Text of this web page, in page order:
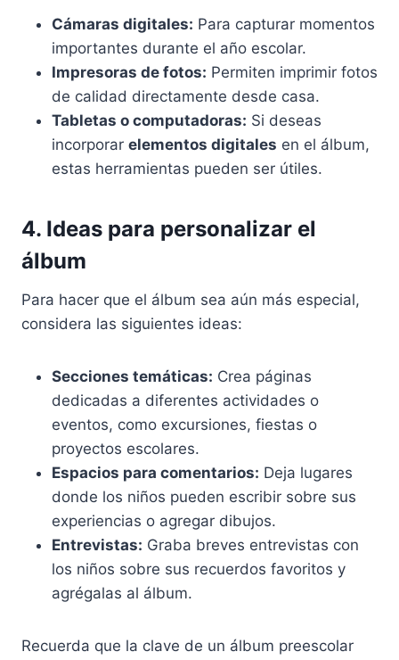
Cámaras digitales: Para capturar momentos
importantes durante el año escolar.
Impresoras de fotos: Permiten imprimir fotos
de calidad directamente desde casa.
Tabletas o computadoras: Si deseas
incorporar elementos digitales en el álbum,
estas herramientas pueden ser útiles.
4. Ideas para personalizar el
álbum
Para hacer que el álbum sea aún más especial,
considera las siguientes ideas:
Secciones temáticas: Crea páginas
dedicadas a diferentes actividades o
eventos, como excursiones, fiestas o
proyectos escolares.
Espacios para comentarios: Deja lugares
donde los niños pueden escribir sobre sus
experiencias o agregar dibujos.
Entrevistas: Graba breves entrevistas con
los niños sobre sus recuerdos favoritos y
agrégalas al álbum.
Recuerda que la clave de un álbum preescolar